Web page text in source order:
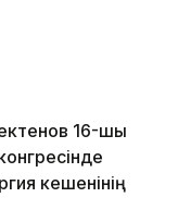
16-шы
кешенінің